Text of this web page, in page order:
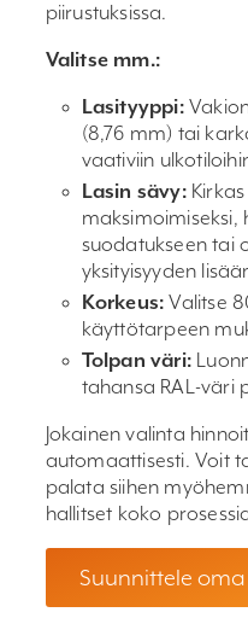
piirustuksissa.
Valitse mm.:
Lasityyppi:
(8,76 mm) tai
vaativiin
Lasin sävy:
suodatukseen tai
yksityisyyden
Korkeus: Valitse
käyttötarpeen
Tolpan väri:
tahansa RAL-väri
Jokainen valinta
automaattisesti. Voit
palata siihen
hallitset koko
Suunnittele